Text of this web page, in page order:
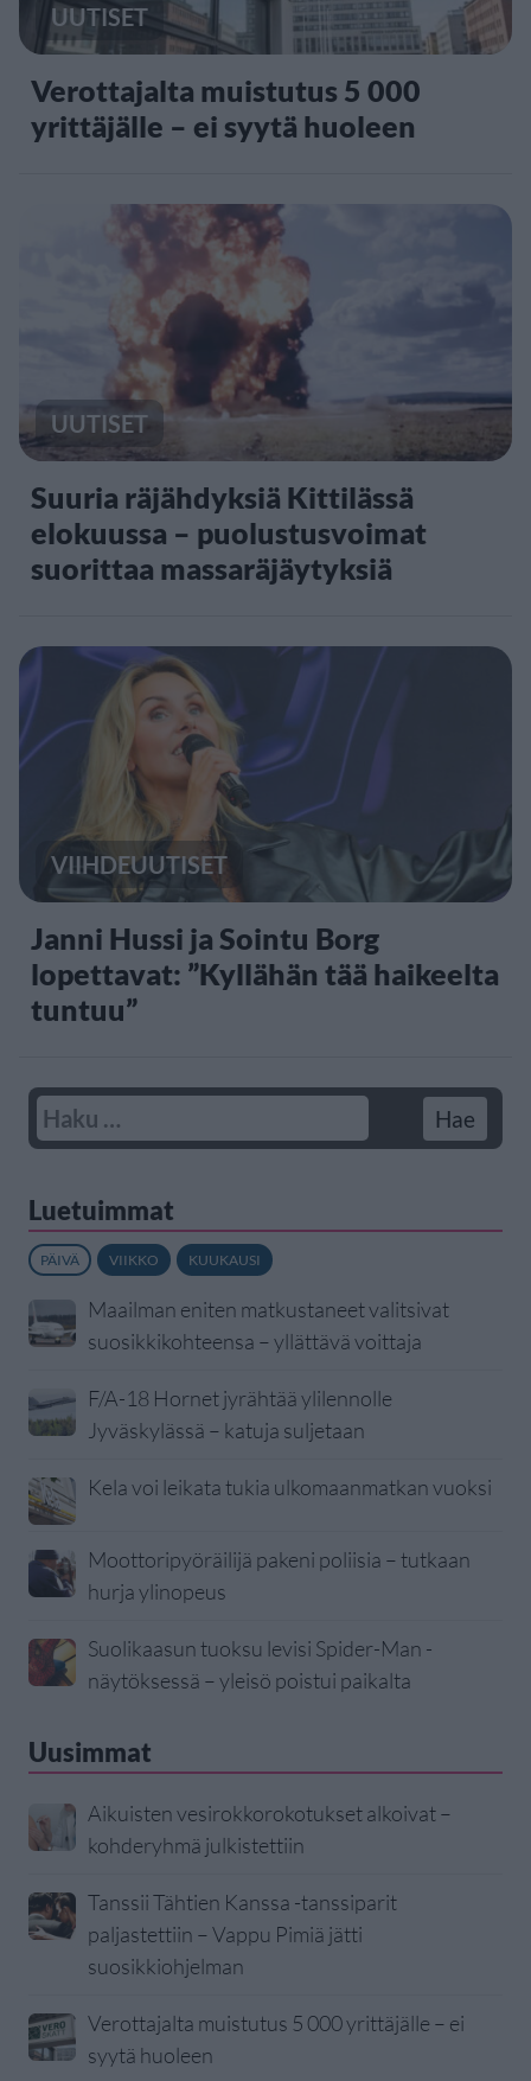
UUTISET
Verottajalta muistutus 5 000
yrittäjälle – ei syytä huoleen
UUTISET
Suuria räjähdyksiä Kittilässä
elokuussa – puolustusvoimat
suorittaa massaräjäytyksiä
VIIHDEUUTISET
Janni Hussi ja Sointu Borg
lopettavat: ”Kyllähän tää haikeelta
tuntuu”
Luetuimmat
PÄIVÄ VIIKKO KUUKAUSI
Maailman eniten matkustaneet valitsivat
suosikkikohteensa – yllättävä voittaja
F/A-18 Hornet jyrähtää ylilennolle
Jyväskylässä – katuja suljetaan
Kela voi leikata tukia ulkomaanmatkan vuoksi
Moottoripyöräilijä pakeni poliisia – tutkaan
hurja ylinopeus
Suolikaasun tuoksu levisi Spider-Man -
näytöksessä – yleisö poistui paikalta
Uusimmat
Aikuisten vesirokkorokotukset alkoivat –
kohderyhmä julkistettiin
Tanssii Tähtien Kanssa -tanssiparit
paljastettiin – Vappu Pimiä jätti
suosikkiohjelman
Verottajalta muistutus 5 000 yrittäjälle – ei
syytä huoleen